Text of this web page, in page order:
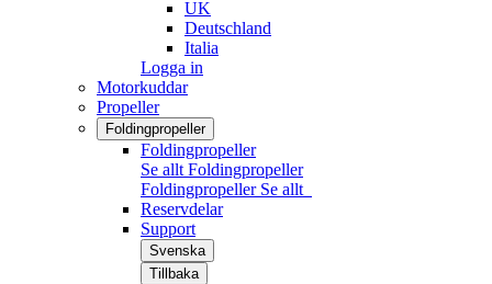
UK
Deutschland
Italia
Logga in
Motorkuddar
Propeller
Foldingpropeller
Foldingpropeller
Se allt Foldingpropeller
Foldingpropeller Se allt
Reservdelar
Support
Svenska
Tillbaka